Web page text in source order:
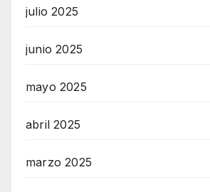
julio 2025
junio 2025
mayo 2025
abril 2025
marzo 2025